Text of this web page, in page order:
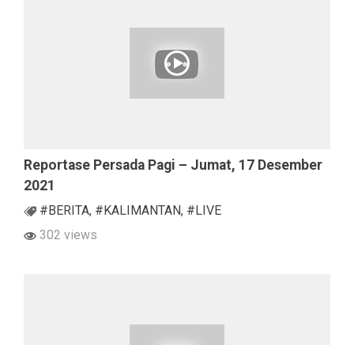
Reportase Persada Pagi – Jumat, 17 Desember
2021
#BERITA, #KALIMANTAN, #LIVE
302 views